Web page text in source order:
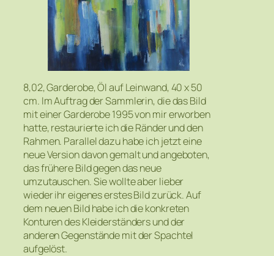
8,02, Garderobe, Öl auf Leinwand, 40 x 50
cm. Im Auftrag der Sammlerin, die das Bild
mit einer Garderobe 1995 von mir erworben
hatte, restaurierte ich die Ränder und den
Rahmen. Parallel dazu habe ich jetzt eine
neue Version davon gemalt und angeboten,
das frühere Bild gegen das neue
umzutauschen. Sie wollte aber lieber
wieder ihr eigenes erstes Bild zurück. Auf
dem neuen Bild habe ich die konkreten
Konturen des Kleiderständers und der
anderen Gegenstände mit der Spachtel
aufgelöst.